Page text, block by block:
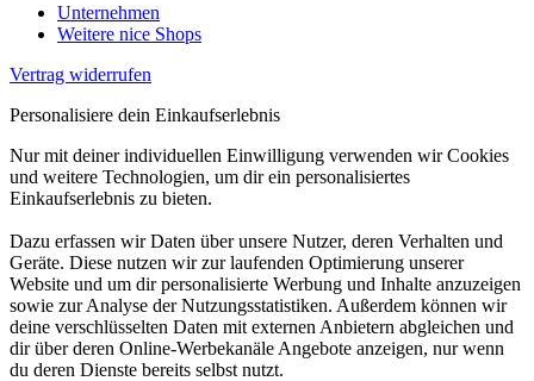
Unternehmen
Weitere nice Shops
Vertrag widerrufen
Personalisiere dein Einkaufserlebnis
Nur mit deiner individuellen Einwilligung verwenden wir Cookies
und weitere Technologien, um dir ein personalisiertes
Einkaufserlebnis zu bieten.
Dazu erfassen wir Daten über unsere Nutzer, deren Verhalten und
Geräte. Diese nutzen wir zur laufenden Optimierung unserer
Website und um dir personalisierte Werbung und Inhalte anzuzeigen
sowie zur Analyse der Nutzungsstatistiken. Außerdem können wir
deine verschlüsselten Daten mit externen Anbietern abgleichen und
dir über deren Online-Werbekanäle Angebote anzeigen, nur wenn
du deren Dienste bereits selbst nutzt.